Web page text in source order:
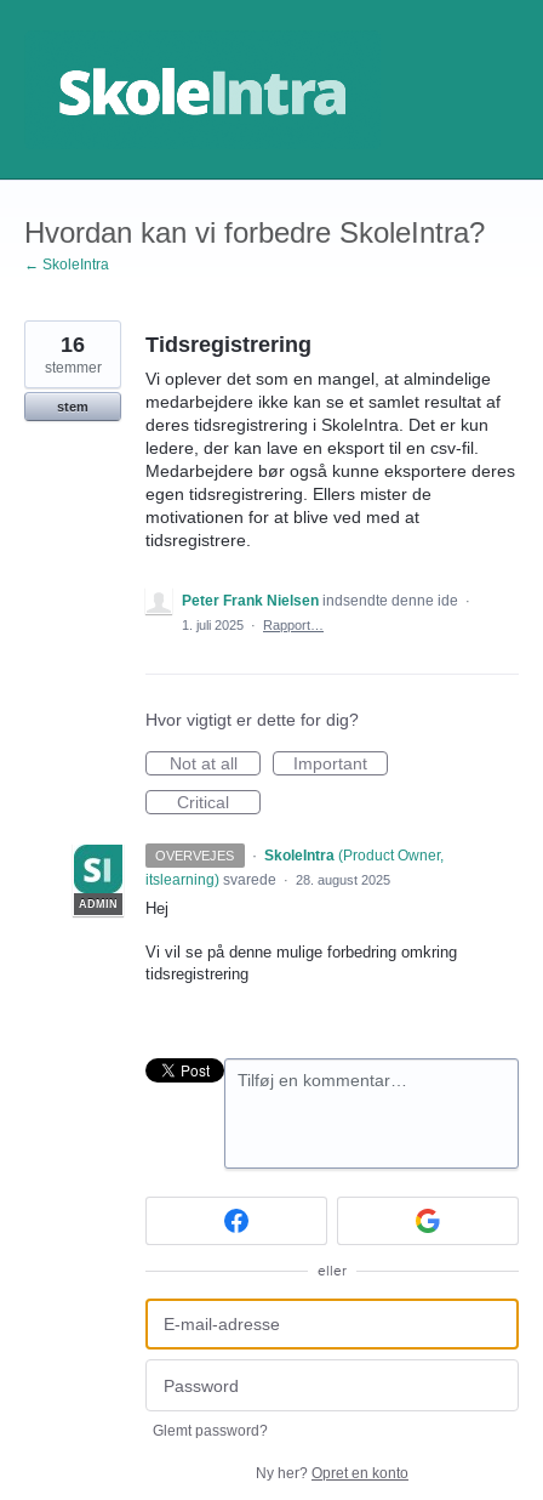
Hvordan kan vi forbedre SkoleIntra?
← SkoleIntra
Tidsregistrering
Vi oplever det som en mangel, at almindelige
medarbejdere ikke kan se et samlet resultat af
deres tidsregistrering i SkoleIntra. Det er kun
ledere, der kan lave en eksport til en csv-fil.
Medarbejdere bør også kunne eksportere deres
egen tidsregistrering. Ellers mister de
motivationen for at blive ved med at
tidsregistrere.
16
stemmer
stem
Peter Frank Nielsen indsendte denne ide
·
1. juli 2025 · Rapport…
Hvor vigtigt er dette for dig?
Not at all
Important
Critical
OVERVEJES ·
ADMIN
SkoleIntra (Product Owner,
itslearning) svarede · 28. august 2025
Hej
Vi vil se på denne mulige forbedring omkring
tidsregistrering
Tilføj en kommentar…
eller
Glemt password?
Ny her? Opret en konto